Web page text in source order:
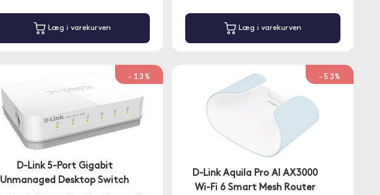
Læg i varekurven Læg i varekurven
-13%
D-Link 5-Port Gigabit
Unmanaged Desktop Switch
-53%
D-Link Aquila Pro AI AX3000
Wi-Fi 6 Smart Mesh Router